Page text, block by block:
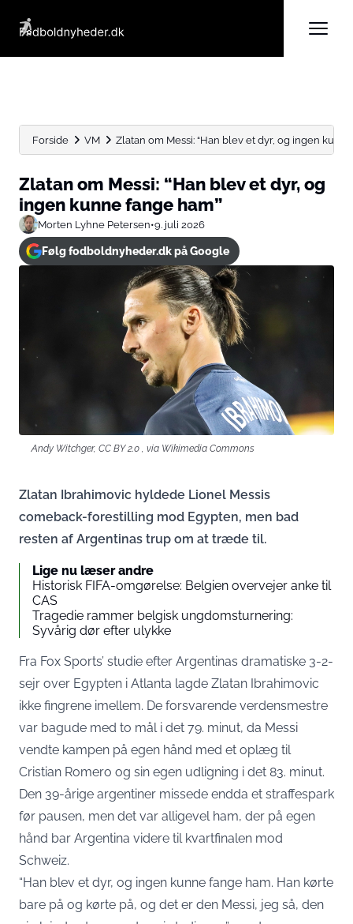
Forside VM Zlatan om Messi: “Han blev et dyr, og ingen
Zlatan om Messi: “Han blev et dyr, og
ingen kunne fange ham”
Morten Lyhne Petersen•9. juli 2026
Følg fodboldnyheder.dk på Google
Andy Witchger, CC BY 2.0 , via Wikimedia Commons
Zlatan Ibrahimovic hyldede Lionel Messis
comeback-forestilling mod Egypten, men bad
resten af Argentinas trup om at træde til.
Lige nu læser andre
Historisk FIFA-omgørelse: Belgien overvejer anke til
CAS
Tragedie rammer belgisk ungdomsturnering:
Syvårig dør efter ulykke
Fra Fox Sports’ studie efter Argentinas dramatiske 3-2-
sejr over Egypten i Atlanta lagde Zlatan Ibrahimovic
ikke fingrene imellem. De forsvarende verdensmestre
var bagude med to mål i det 79. minut, da Messi
vendte kampen på egen hånd med et oplæg til
Cristian Romero og sin egen udligning i det 83. minut.
Den 39-årige argentiner missede endda et straffespark
før pausen, men det var alligevel ham, der på egen
hånd bar Argentina videre til kvartfinalen mod
Schweiz.
“Han blev et dyr, og ingen kunne fange ham. Han kørte
bare på og kørte på, og det er den Messi, jeg så, den